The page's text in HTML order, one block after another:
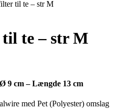
til te – str M
te – str M
9 cm – Længde 13 cm
med Pet (Polyester) omslag